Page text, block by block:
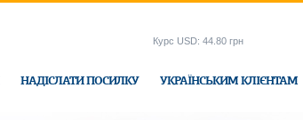
НАДІСЛАТИ ПОСИЛКУ УКРАЇНСЬКИМ КЛІЄНТАМ
Курс USD: 44.80 грн